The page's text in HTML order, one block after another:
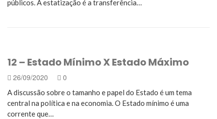
públicos. A estatização é a transferência…
12 – Estado Mínimo X Estado Máximo
26/09/2020 0
A discussão sobre o tamanho e papel do Estado é um tema
central na política e na economia. O Estado mínimo é uma
corrente que…